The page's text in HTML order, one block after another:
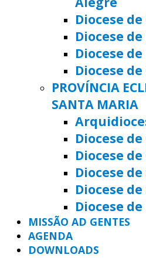
Diocese
Diocese
Diocese
Diocese
PROVÍNCIA
SANTA MARIA
Diocese
Diocese
Diocese
Diocese
Diocese
MISSÃO AD GENTES
AGENDA
DOWNLOADS